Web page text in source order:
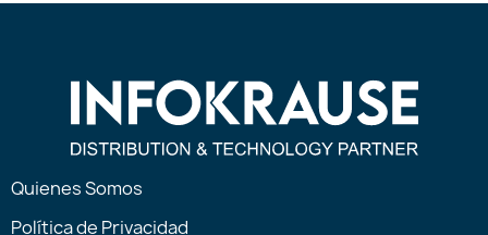
Quienes Somos
Política de Privacidad